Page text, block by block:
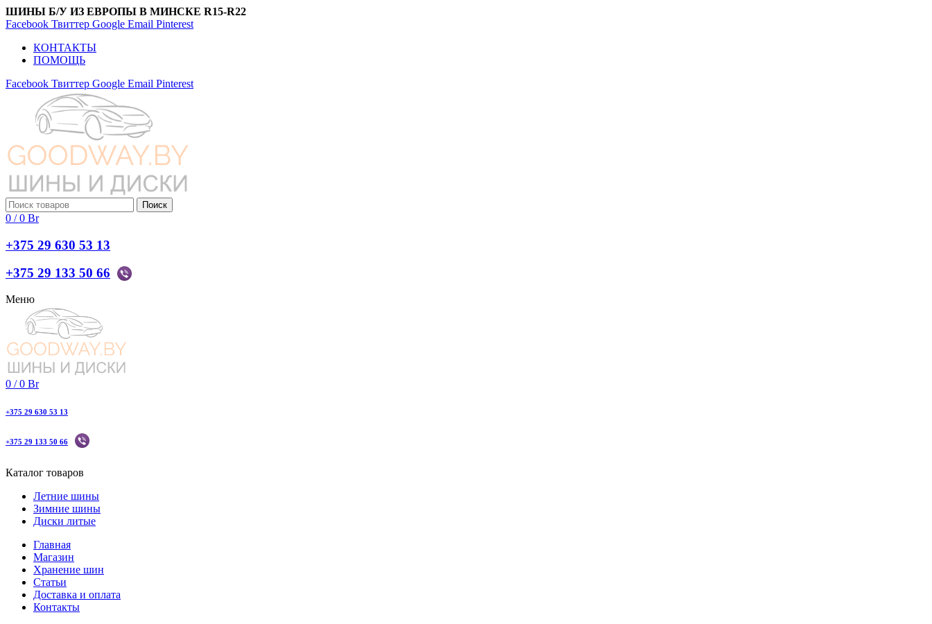
ШИНЫ Б/У ИЗ ЕВРОПЫ В МИНСКЕ R15-R22
Facebook Твиттер Google Email Pinterest
КОНТАКТЫ
ПОМОЩЬ
Facebook Твиттер Google Email Pinterest
Поиск
0 / 0 Br
+375 29 630 53 13
+375 29 133 50 66
Меню
0 / 0 Br
+375 29 630 53 13
+375 29 133 50 66
Каталог товаров
Летние шины
Зимние шины
Диски литые
Главная
Магазин
Хранение шин
Статьи
Доставка и оплата
Контакты